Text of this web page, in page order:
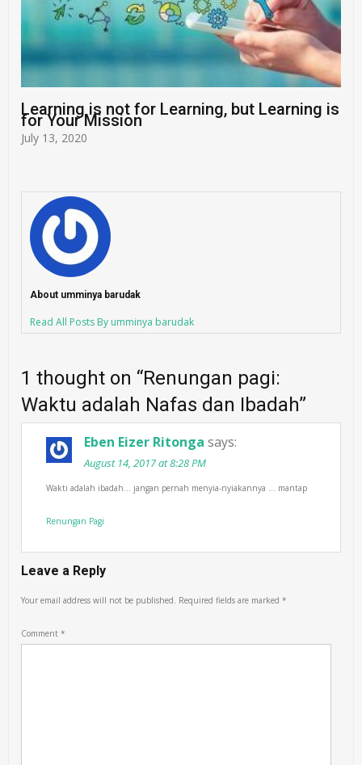
Learning is not for Learning, but Learning is
for Your Mission
July 13, 2020
About umminya barudak
Read All Posts By umminya barudak
1 thought on “Renungan pagi:
Waktu adalah Nafas dan Ibadah”
Eben Eizer Ritonga says:
August 14, 2017 at 8:28 PM
Wakti adalah ibadah… jangan pernah menyia-nyiakannya … mantap
Renungan Pagi
Leave a Reply
Your email address will not be published. Required fields are marked*
Comment*